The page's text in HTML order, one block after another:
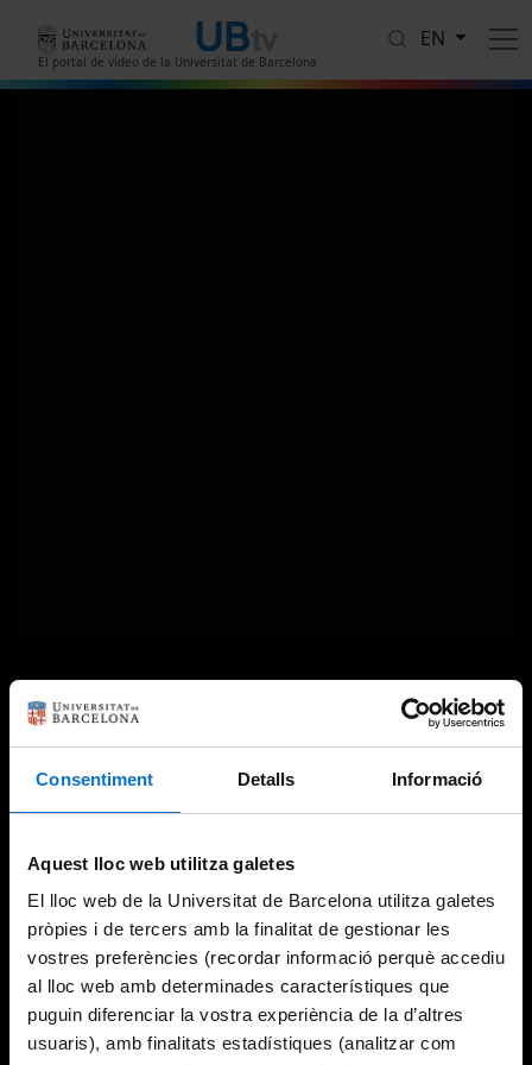
Consentiment Detalls Informació
Aquest lloc web utilitza galetes
El lloc web de la Universitat de Barcelona utilitza galetes
pròpies i de tercers amb la finalitat de gestionar les
vostres preferències (recordar informació perquè accediu
al lloc web amb determinades característiques que
puguin diferenciar la vostra experiència de la d’altres
usuaris), amb finalitats estadístiques (analitzar com
El portal de vídeo de la Universitat de Barcelona
EN
Something went wrong
An error occurred, please try again later.